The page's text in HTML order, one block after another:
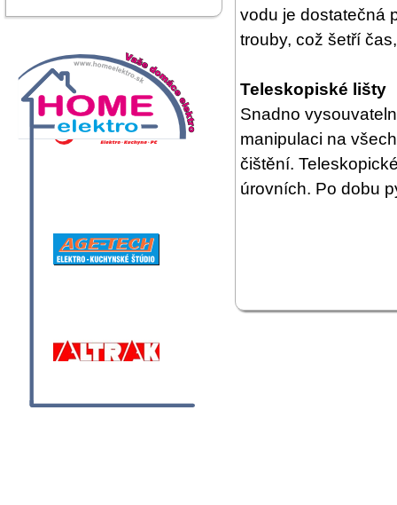
vodu je dostatečná
trouby, což šetří
Teleskopiské lišty
Snadno
manipulaci na
čištění.
úrovních. Po dobu